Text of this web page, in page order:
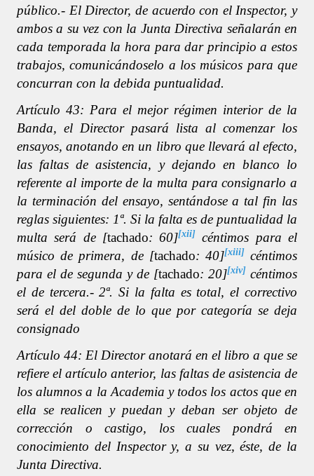
público.- El Director, de acuerdo con el Inspector, y
ambos a su vez con la Junta Directiva señalarán en
cada temporada la hora para dar principio a estos
trabajos, comunicándoselo a los músicos para que
concurran con la debida puntualidad.
Artículo 43: Para el mejor régimen interior de la
Banda, el Director pasará lista al comenzar los
ensayos, anotando en un libro que llevará al efecto,
las faltas de asistencia, y dejando en blanco lo
referente al importe de la multa para consignarlo a
la terminación del ensayo, sentándose a tal fin las
reglas siguientes: 1ª. Si la falta es de puntualidad la
multa será de [tachado: 60][xii] céntimos para el
músico de primera, de [tachado: 40][xiii] céntimos
para el de segunda y de [tachado: 20][xiv] céntimos
el de tercera.- 2ª. Si la falta es total, el correctivo
será el del doble de lo que por categoría se deja
consignado
Artículo 44: El Director anotará en el libro a que se
refiere el artículo anterior, las faltas de asistencia de
los alumnos a la Academia y todos los actos que en
ella se realicen y puedan y deban ser objeto de
corrección o castigo, los cuales pondrá en
conocimiento del Inspector y, a su vez, éste, de la
Junta Directiva.